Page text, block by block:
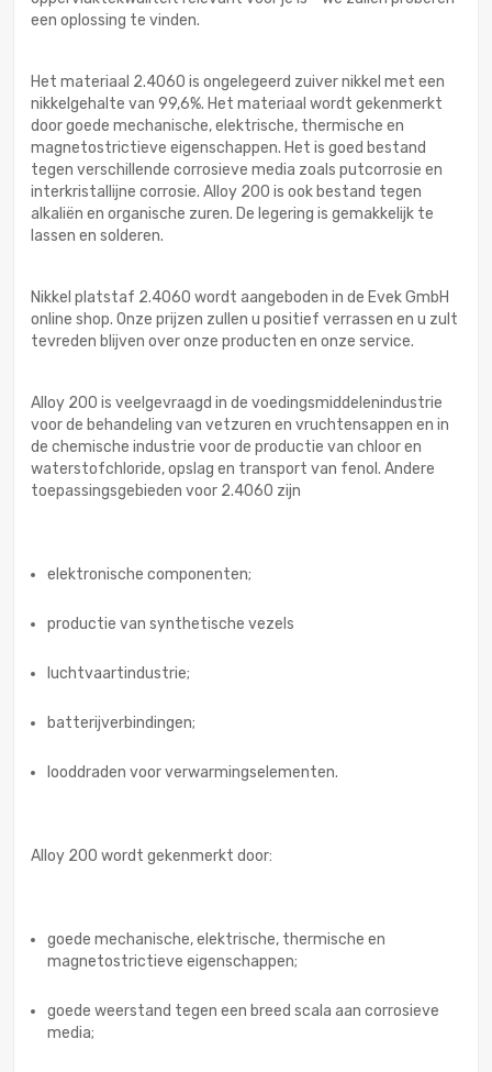
een oplossing te vinden.
Het materiaal 2.4060 is ongelegeerd zuiver nikkel met een
nikkelgehalte van 99,6%. Het materiaal wordt gekenmerkt
door goede mechanische, elektrische, thermische en
magnetostrictieve eigenschappen. Het is goed bestand
tegen verschillende corrosieve media zoals putcorrosie en
interkristallijne corrosie. Alloy 200 is ook bestand tegen
alkaliën en organische zuren. De legering is gemakkelijk te
lassen en solderen.
Nikkel platstaf 2.4060 wordt aangeboden in de Evek GmbH
online shop. Onze prijzen zullen u positief verrassen en u zult
tevreden blijven over onze producten en onze service.
Alloy 200 is veelgevraagd in de voedingsmiddelenindustrie
voor de behandeling van vetzuren en vruchtensappen en in
de chemische industrie voor de productie van chloor en
waterstofchloride, opslag en transport van fenol. Andere
toepassingsgebieden voor 2.4060 zijn
elektronische componenten;
productie van synthetische vezels
luchtvaartindustrie;
batterijverbindingen;
looddraden voor verwarmingselementen.
Alloy 200 wordt gekenmerkt door:
goede mechanische, elektrische, thermische en
magnetostrictieve eigenschappen;
goede weerstand tegen een breed scala aan corrosieve
media;